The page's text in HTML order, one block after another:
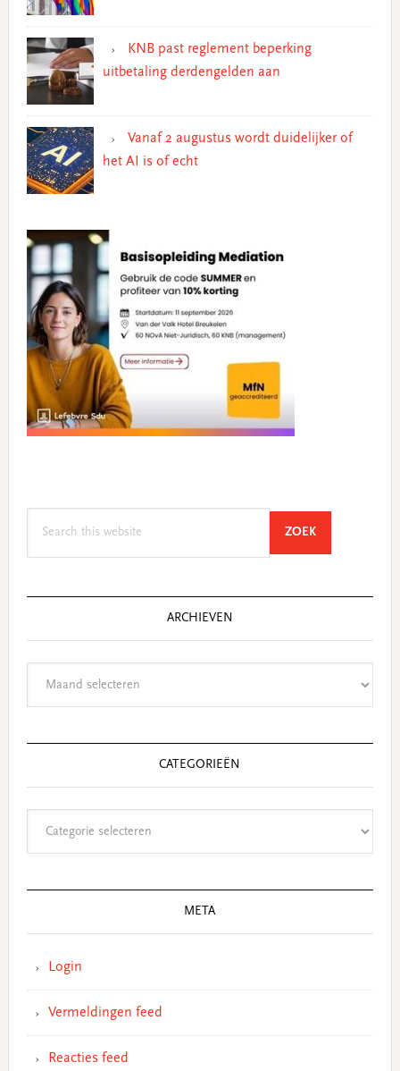
KNB past reglement beperking
uitbetaling derdengelden aan
Vanaf 2 augustus wordt duidelijker of
het AI is of echt
ZOEKSEARCH
ARCHIEVEN
CATEGORIEËN
META
Login
Vermeldingen feed
Reacties feed